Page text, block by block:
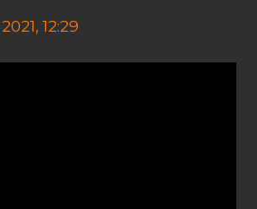
12:29